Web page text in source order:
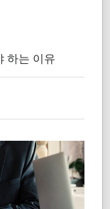
하는 이유